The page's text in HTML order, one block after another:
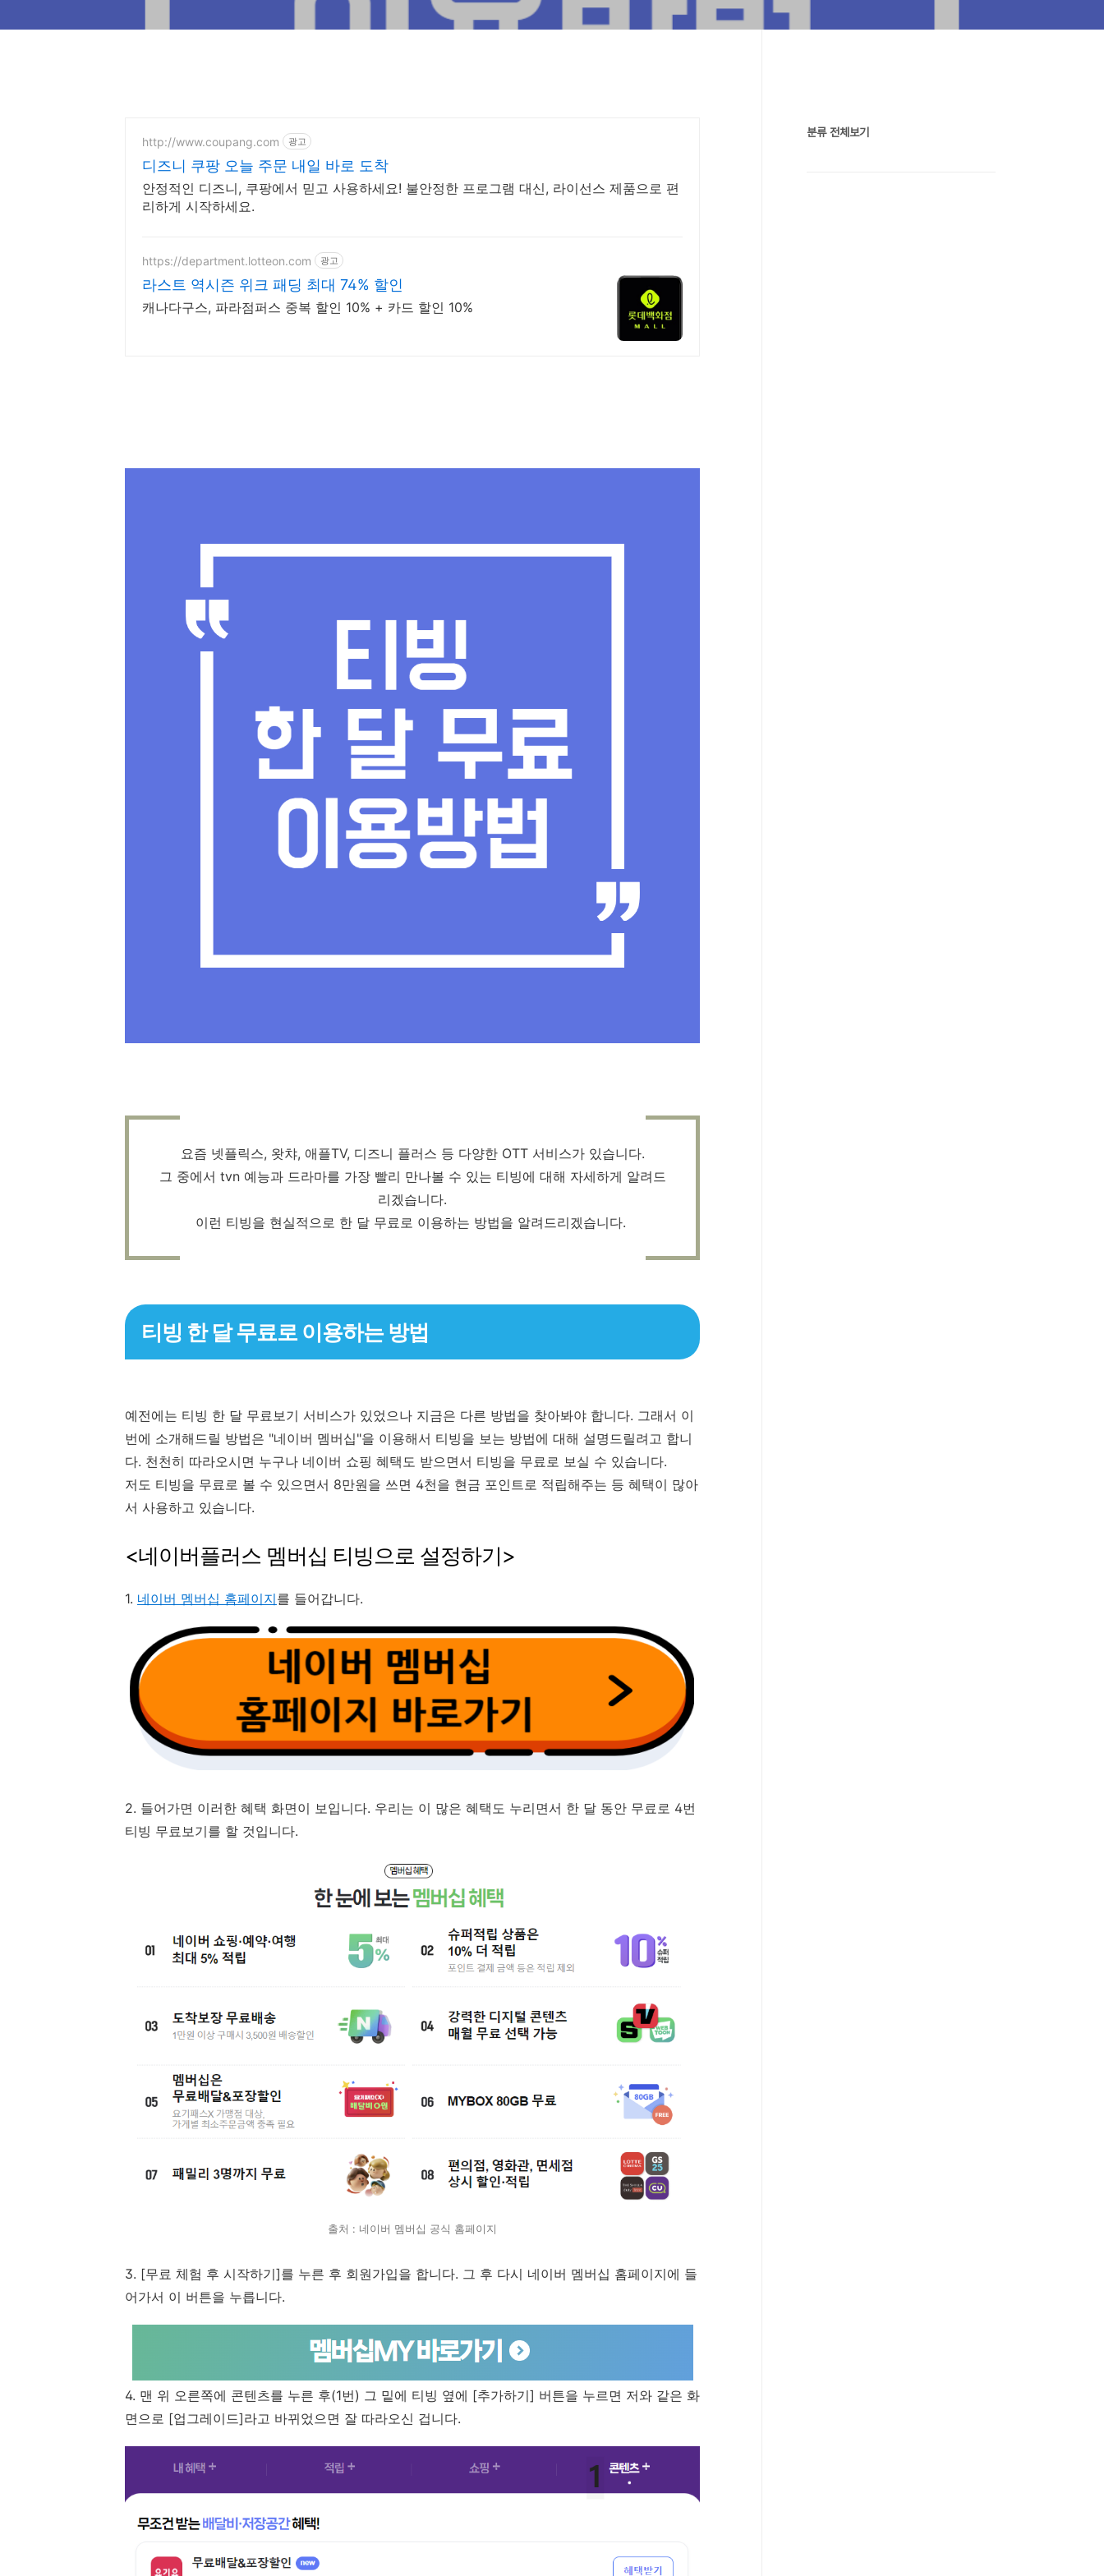
http://www.coupang.com 광고
디즈니 쿠팡 오늘 주문 내일 바로 도착
안정적인 디즈니, 쿠팡에서 믿고 사용하세요! 불안정한 프로그램 대신, 라이선스 제품으로 편
리하게 시작하세요.
https://department.lotteon.com 광고
라스트 역시즌 위크 패딩 최대 74% 할인
캐나다구스, 파라점퍼스 중복 할인 10% + 카드 할인 10%
요즘 넷플릭스, 왓챠, 애플TV, 디즈니 플러스 등 다양한 OTT 서비스가 있습니다.
그 중에서 tvn 예능과 드라마를 가장 빨리 만나볼 수 있는 티빙에 대해 자세하게 알려드
리겠습니다.
이런 티빙을 현실적으로 한 달 무료로 이용하는 방법을 알려드리겠습니다.
티빙 한 달 무료로 이용하는 방법
예전에는 티빙 한 달 무료보기 서비스가 있었으나 지금은 다른 방법을 찾아봐야 합니다. 그래서 이
번에 소개해드릴 방법은 "네이버 멤버십"을 이용해서 티빙을 보는 방법에 대해 설명드릴려고 합니
다. 천천히 따라오시면 누구나 네이버 쇼핑 혜택도 받으면서 티빙을 무료로 보실 수 있습니다.
저도 티빙을 무료로 볼 수 있으면서 8만원을 쓰면 4천을 현금 포인트로 적립해주는 등 혜택이 많아
서 사용하고 있습니다.
<네이버플러스 멤버십 티빙으로 설정하기>
1. 네이버 멤버십 홈페이지를 들어갑니다.
2. 들어가면 이러한 혜택 화면이 보입니다. 우리는 이 많은 혜택도 누리면서 한 달 동안 무료로 4번
티빙 무료보기를 할 것입니다.
출처 : 네이버 멤버십 공식 홈페이지
3. [무료 체험 후 시작하기]를 누른 후 회원가입을 합니다. 그 후 다시 네이버 멤버십 홈페이지에 들
어가서 이 버튼을 누릅니다.
4. 맨 위 오른쪽에 콘텐츠를 누른 후(1번) 그 밑에 티빙 옆에 [추가하기] 버튼을 누르면 저와 같은 화
면으로 [업그레이드]라고 바뀌었으면 잘 따라오신 겁니다.
분류 전체보기